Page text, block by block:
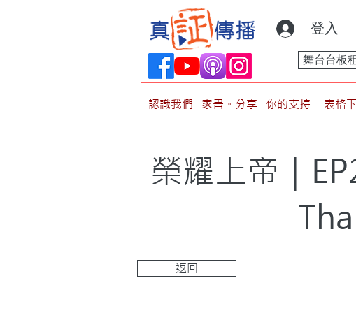
登入
舞台台板
認識我們 家書。分享 你的支持 表格
榮耀上帝｜
返回